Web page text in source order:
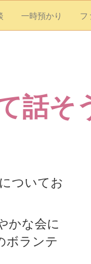
一時預かり フ
話そ
ついてお
かな会に
ボランテ